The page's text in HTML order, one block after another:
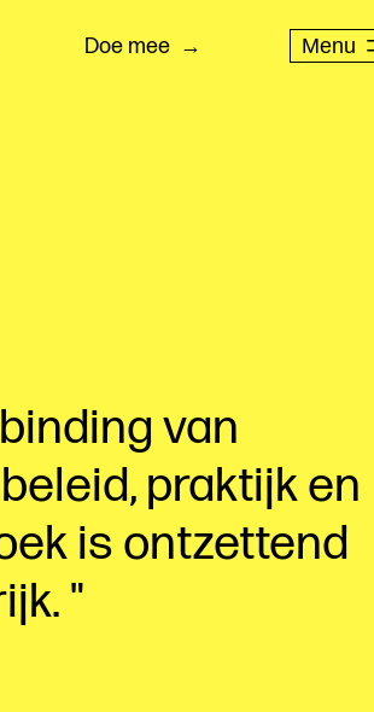
Doe mee Menu
van
praktijk en
is ontzettend